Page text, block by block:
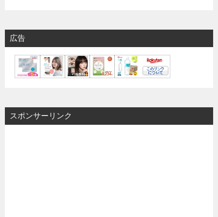
広告
スポンサーリンク